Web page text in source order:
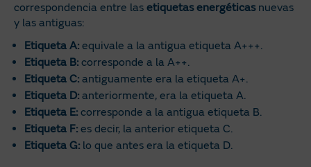
correspondencia entre las etiquetas energéticasnuevas
y las antiguas:
Etiqueta A: equivale a la antigua etiqueta A+++.
Etiqueta B: corresponde a la A++.
Etiqueta C: antiguamente era la etiqueta A+.
Etiqueta D: anteriormente, era la etiqueta A.
Etiqueta E: corresponde a la antigua etiqueta B.
Etiqueta F: es decir, la anterior etiqueta C.
Etiqueta G: lo que antes era la etiqueta D.